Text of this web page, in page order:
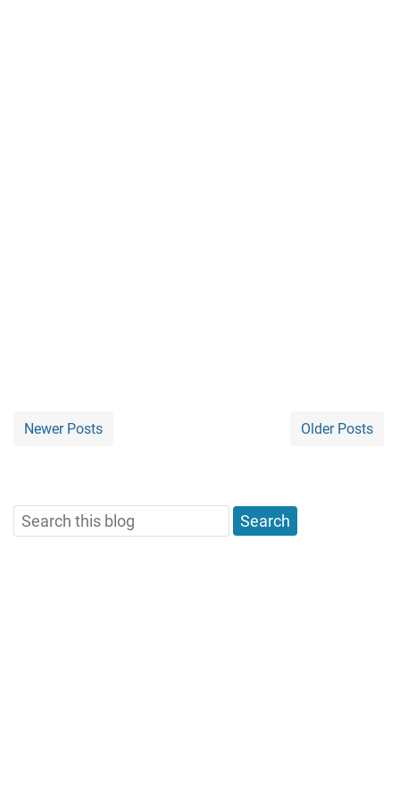
Newer Posts Older Posts